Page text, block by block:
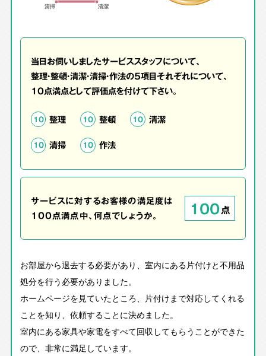
当日お伺いしましたサービススタッフについて、
整理・整頓・清潔・清掃・作法の5項目それぞれについて、
10点満点として評価点を付けて下さい。
10 整理 10 整頓 10 清潔
10 清掃 10 作法
サービスに対するお客様の満足度は
100点満点中、何点でしょうか。
100点
お部屋から退去する必要があり、室内にある片付けと不用品
処分を行う必要がありました。
ホームページを見ていたところ、片付けまで対応してくれる
ことを知り、依頼することに決めました。
室内にある家具や家電をすべて回収してもらうことができた
ので、非常に満足しています。